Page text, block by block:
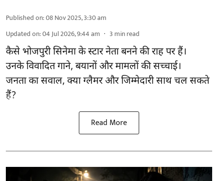
Published on:08 Nov 2025, 3:30 am
Updated on:04 Jul 2026, 9:44 am 3 min read
कैसे भोजपुरी सिनेमा के स्टार नेता बनने की राह पर हैं।
उनके विवादित गाने, बयानों और मामलों की सच्चाई।
जनता का सवाल, क्या ग्लैमर और जिम्मेदारी साथ चल सकते
हैं?
Read More